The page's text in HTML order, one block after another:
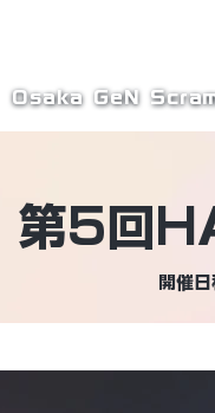
Osaka GeN
第5回
開催